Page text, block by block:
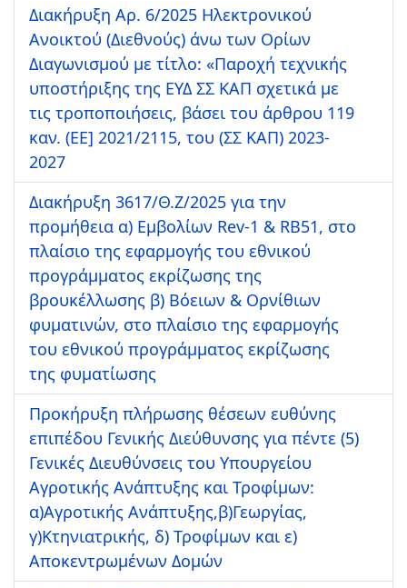
Διακήρυξη Αρ. 6/2025 Ηλεκτρονικού
Ανοικτού (Διεθνούς) άνω των Ορίων
Διαγωνισμού με τίτλο: «Παροχή τεχνικής
υποστήριξης της ΕΥΔ ΣΣ ΚΑΠ σχετικά με
τις τροποποιήσεις, βάσει του άρθρου 119
καν. (ΕΕ] 2021/2115, του (ΣΣ ΚΑΠ) 2023-
2027
Διακήρυξη 3617/Θ.Ζ/2025 για την
προμήθεια α) Εμβολίων Rev-1 & RB51, στο
πλαίσιο της εφαρμογής του εθνικού
προγράμματος εκρίζωσης της
βρουκέλλωσης β) Βόειων & Ορνίθιων
φυματινών, στο πλαίσιο της εφαρμογής
του εθνικού προγράμματος εκρίζωσης
της φυματίωσης
Προκήρυξη πλήρωσης θέσεων ευθύνης
επιπέδου Γενικής Διεύθυνσης για πέντε (5)
Γενικές Διευθύνσεις του Υπουργείου
Αγροτικής Ανάπτυξης και Τροφίμων:
α)Αγροτικής Ανάπτυξης,β)Γεωργίας,
γ)Κτηνιατρικής, δ) Τροφίμων και ε)
Αποκεντρωμένων Δομών